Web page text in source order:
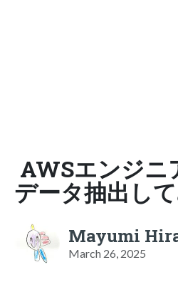
AWSエンジニ
データ抽出し
Mayumi
March 26, 2025